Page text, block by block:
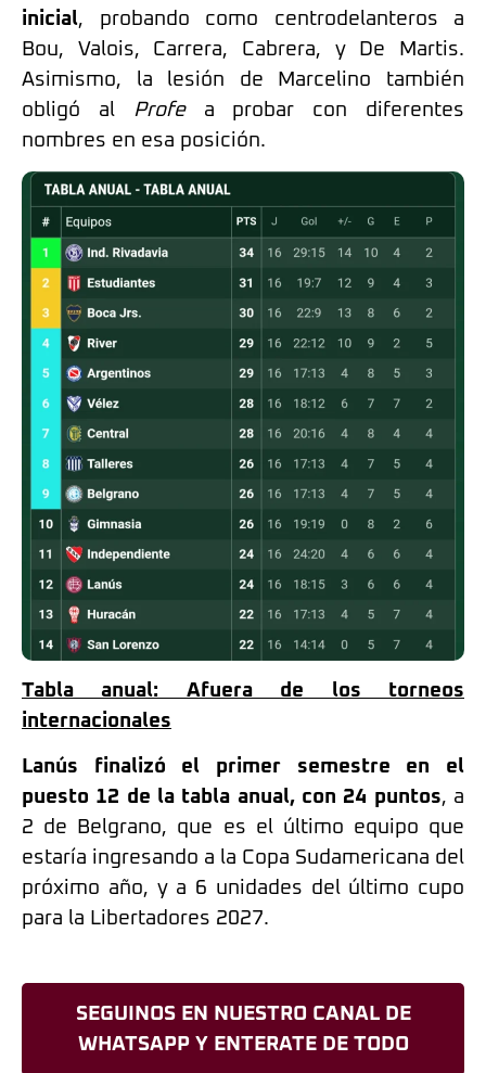
inicial, probando como centrodelanteros a
Bou, Valois, Carrera, Cabrera, y De Martis.
Asimismo, la lesión de Marcelino también
obligó al
Profea probar con diferentes
nombres en esa posición.
Tabla anual: Afuera de los torneos
internacionales
Lanús finalizó el primer semestre en el
puesto 12 de la tabla anual, con 24 puntos, a
2 de Belgrano, que es el último equipo que
estaría ingresando a la Copa Sudamericana del
próximo año, y a 6 unidades del último cupo
para la Libertadores 2027.
SEGUINOS EN NUESTRO CANAL DE
WHATSAPP Y ENTERATE DE TODO